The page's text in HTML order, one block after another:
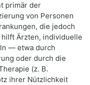
primär der
von Personen
die jedoch
Ärzten, individuelle
— etwa durch
oder durch die
(z. B.
ihrer Nützlichkeit